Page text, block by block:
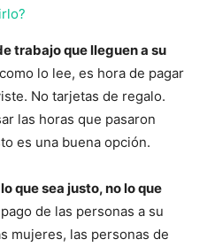
trabajo que lleguen a su
lo lee, es hora de pagar
No tarjetas de regalo.
las horas que pasaron
es una buena opción.
que sea justo, no lo que
de las personas a su
mujeres, las personas de